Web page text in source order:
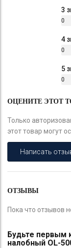
3
0
4
0
5
0
ОЦЕНИТЕ ЭТОТ
Только
этот товар могут
Написать
ОТЗЫВЫ
Пока что отзывов
Будьте первым
налобный OL-